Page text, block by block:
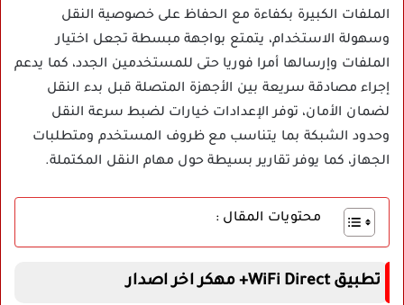
الملفات الكبيرة بكفاءة مع الحفاظ على خصوصية النقل
وسهولة الاستخدام، يتمتع بواجهة مبسطة تجعل اختيار
الملفات وإرسالها أمرا فوريا حتى للمستخدمين الجدد، كما يدعم
إجراء مصادقة سريعة بين الأجهزة المتصلة قبل بدء النقل
لضمان الأمان، توفر الإعدادات خيارات لضبط سرعة النقل
وحدود الشبكة بما يتناسب مع ظروف المستخدم ومتطلبات
الجهاز، كما يوفر تقارير بسيطة حول مهام النقل المكتملة.
محتويات المقال :
تطبيق WiFi Direct+ مهكر اخر اصدار